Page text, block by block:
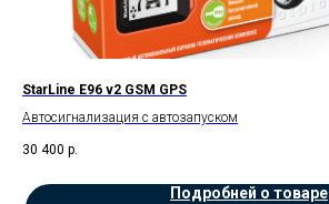
StarLine E96 v2 GSM GPS
Автосигнализация с автозапуском
30 400 р.
Подробней о товаре